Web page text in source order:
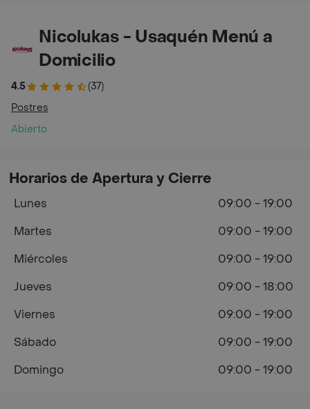
Nicolukas - Usaquén Menú a
Domicilio
4.5
(37)
Postres
Abierto
Horarios de Apertura y Cierre
Lunes
09:00 - 19:00
Martes
09:00 - 19:00
Miércoles
09:00 - 19:00
Jueves
09:00 - 18:00
Viernes
09:00 - 19:00
Sábado
09:00 - 19:00
Domingo
09:00 - 19:00